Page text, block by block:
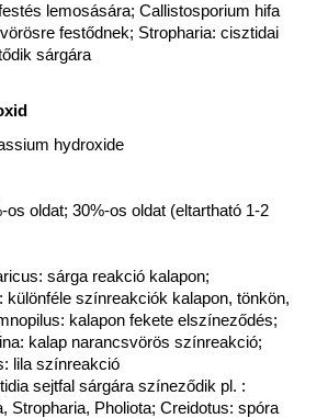
lemosására; Callistosporium hifa
festődnek; Stropharia: cisztidai
sárgára
hydroxide
os oldat; 30%-os oldat (eltartható 1-2
sárga reakció kalapon;
különféle színreakciók kalapon, tönkön,
kalapon fekete elszíneződés;
kalap narancsvörös színreakció;
lila színreakció
sejtfal sárgára színeződik pl. :
Stropharia, Pholiota; Creidotus: spóra